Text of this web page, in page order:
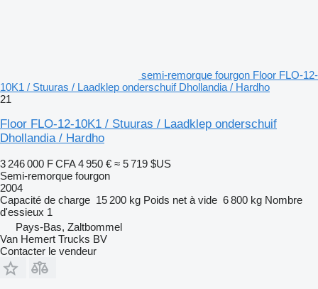
semi-remorque fourgon Floor FLO-12-
10K1 / Stuuras / Laadklep onderschuif Dhollandia / Hardho
21
Floor FLO-12-10K1 / Stuuras / Laadklep onderschuif
Dhollandia / Hardho
3 246 000 F CFA 4 950 € ≈ 5 719 $US
Semi-remorque fourgon
2004
Capacité de charge 15 200 kg Poids net à vide 6 800 kg Nombre
d'essieux 1
Pays-Bas, Zaltbommel
Van Hemert Trucks BV
Contacter le vendeur